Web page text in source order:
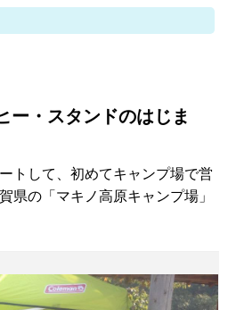
ー・スタンドのはじま
トして、初めてキャンプ場で営
県の「マキノ高原キャンプ場」